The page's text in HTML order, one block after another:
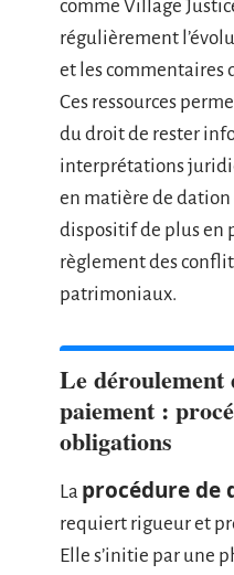
comme Village
régulièrement
et les commentaires
Ces ressources
du droit de rester
interprétations
en matière de
dispositif de plus en
règlement des
patrimoniaux.
Le déroulement
paiement :
obligations
La procédure de
requiert rigueur et
Elle s’initie par une